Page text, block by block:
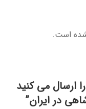
است.
ارسال می کنید
در ایران”